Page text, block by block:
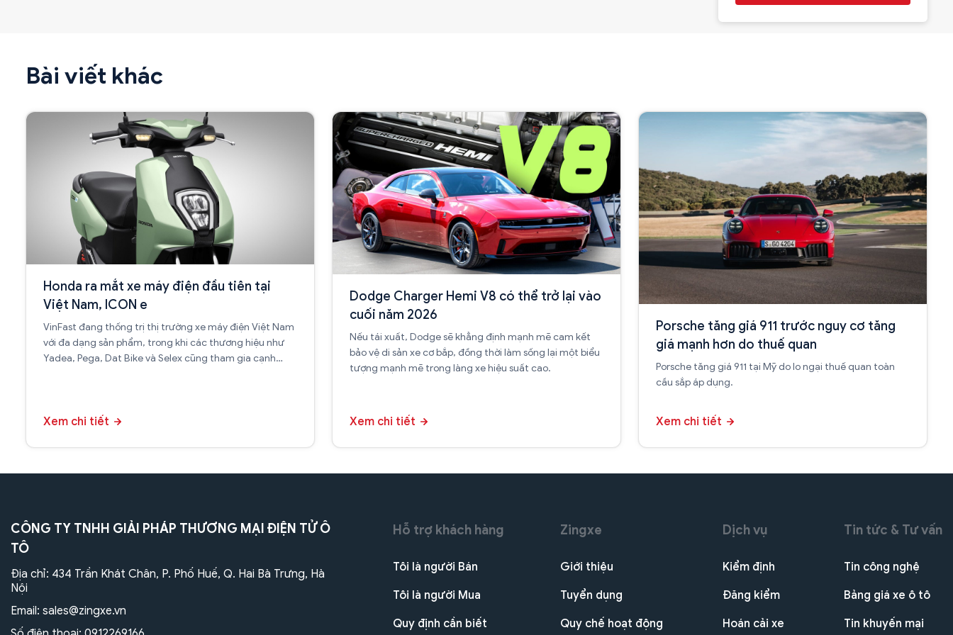
Bài viết khác
Honda ra mắt xe máy điện đầu tiên tại
Việt Nam, ICON e
VinFast đang thống trị thị trường xe máy điện Việt Nam
với đa dạng sản phẩm, trong khi các thương hiệu như
Yadea, Pega, Dat Bike và Selex cũng tham gia cạnh
Xem chi tiết
Dodge Charger Hemi V8 có thể trở lại vào
cuối năm 2026
Nếu tái xuất, Dodge sẽ khẳng định mạnh mẽ cam kết
bảo vệ di sản xe cơ bắp, đồng thời làm sống lại một biểu
tượng mạnh mẽ trong làng xe hiệu suất cao.
Xem chi tiết
Porsche tăng giá 911 trước nguy cơ tăng
giá mạnh hơn do thuế quan
Porsche tăng giá 911 tại Mỹ do lo ngại thuế quan toàn
cầu sắp áp dụng.
Xem chi tiết
CÔNG TY TNHH GIẢI PHÁP THƯƠNG MẠI ĐIỆN TỬ Ô
TÔ
Địa chỉ: 434 Trần Khát Chân, P. Phố Huế, Q. Hai Bà Trưng, Hà
Nội
Email: sales@zingxe.vn
Hỗ trợ khách hàng
Tôi là người Bán
Tôi là người Mua
Quy định cần biết
Zingxe
Giới thiệu
Tuyển dụng
Quy chế hoạt động
Dịch vụ
Kiểm định
Đăng kiểm
Hoán cải xe
Tin tức & Tư vấn
Tin công nghệ
Bảng giá xe ô tô
Tin khuyến mại